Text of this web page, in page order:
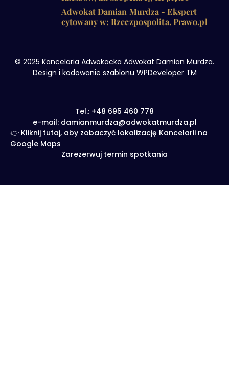
Adwokat Damian Murdza - Ekspert
cytowany w: Rzeczpospolita, Prawo.pl
© 2025 Kancelaria Adwokacka Adwokat Damian Murdza.
Design i kodowanie szablonu WPDeveloper TM
Tel.: +48 695 460 778
e-mail: damianmurdza@adwokatmurdza.pl
👉 Kliknij tutaj, aby zobaczyć lokalizację Kancelarii na
Google Maps
Zarezerwuj termin spotkania